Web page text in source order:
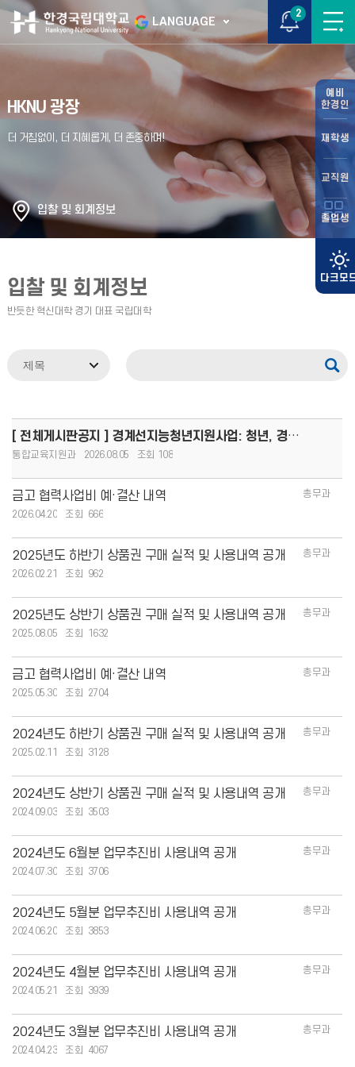
LANGUAGE
2
예비
한경인
재학생
교직원
졸업생
HKNU 광장
입찰 및 회계정보
입찰 및 회계정보
[ 전체게시판공지 ] 경계선지능청년지원사업: 청년, 경계를 넘어 커리어 도약!(8.13.(목)까지 모집, 1인당
통합교육지원과 2026.08.05 108
금고 협력사업비 예·결산 내역
총무과
2026.04.20
666
2025년도 하반기 상품권 구매 실적 및 사용내역 공개
총무과
2026.02.21
962
2025년도 상반기 상품권 구매 실적 및 사용내역 공개
총무과
2025.08.05
1632
금고 협력사업비 예·결산 내역
총무과
2025.05.30
2704
2024년도 하반기 상품권 구매 실적 및 사용내역 공개
총무과
2025.02.11
3128
2024년도 상반기 상품권 구매 실적 및 사용내역 공개
총무과
2024.09.03
3503
2024년도 6월분 업무추진비 사용내역 공개
총무과
2024.07.30
3706
2024년도 5월분 업무추진비 사용내역 공개
총무과
2024.06.20
3853
2024년도 4월분 업무추진비 사용내역 공개
총무과
2024.05.21
3939
2024년도 3월분 업무추진비 사용내역 공개
총무과
2024.04.23
4067